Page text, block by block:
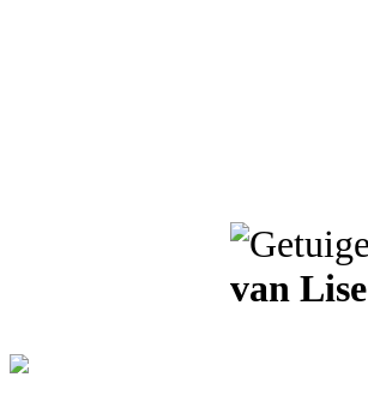
van Lise